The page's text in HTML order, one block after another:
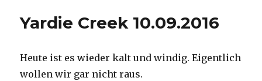
Yardie Creek 10.09.2016
Heute ist es wieder kalt und windig. Eigentlich
wollen wir gar nicht raus.